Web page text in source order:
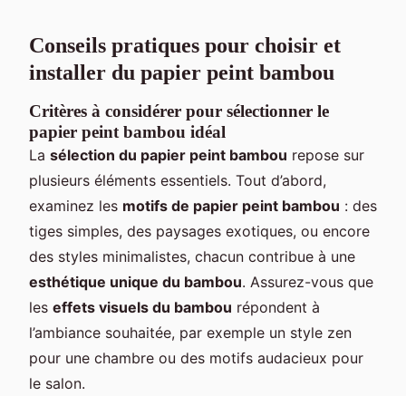
Conseils pratiques pour choisir et
installer du papier peint bambou
Critères à considérer pour sélectionner le
papier peint bambou idéal
La sélection du papier peint bambou repose sur
plusieurs éléments essentiels. Tout d’abord,
examinez les motifs de papier peint bambou : des
tiges simples, des paysages exotiques, ou encore
des styles minimalistes, chacun contribue à une
esthétique unique du bambou. Assurez-vous que
les effets visuels du bambou répondent à
l’ambiance souhaitée, par exemple un style zen
pour une chambre ou des motifs audacieux pour
le salon.